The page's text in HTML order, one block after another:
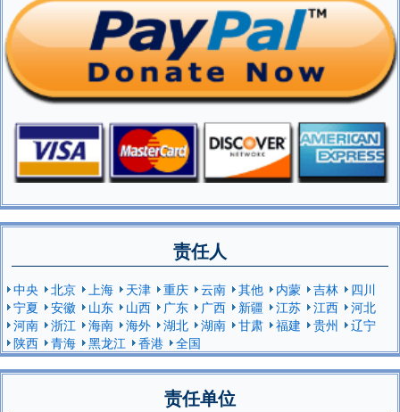
责任人
中央 北京 上海 天津 重庆 云南 其他 内蒙 吉林
四川
宁夏
安徽 山东 山西 广东 广西 新疆 江苏 江西
河北
河南
浙江 海南 海外 湖北 湖南 甘肃 福建 贵州
辽宁
陕西
青海 黑龙江 香港 全国
责任单位